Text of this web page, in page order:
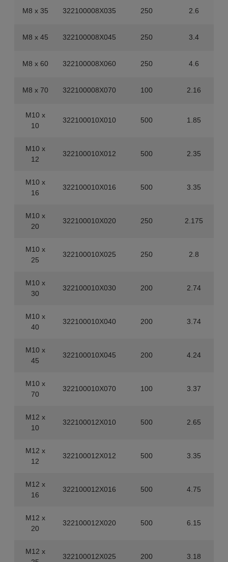
M8 x 35 322100008X035 250 2.6
M8 x 45 322100008X045 250 3.4
M8 x 60 322100008X060 250 4.6
M8 x 70 322100008X070 100 2.16
M10 x
10
322100010X010 500 1.85
M10 x
12
322100010X012 500 2.35
M10 x
16
322100010X016 500 3.35
M10 x
20
322100010X020 250 2.175
M10 x
25
322100010X025 250 2.8
M10 x
30
322100010X030 200 2.74
M10 x
40
322100010X040 200 3.74
M10 x
45
322100010X045 200 4.24
M10 x
70
322100010X070 100 3.37
M12 x
10
322100012X010 500 2.65
M12 x
12
322100012X012 500 3.35
M12 x
16
322100012X016 500 4.75
M12 x
20
322100012X020 500 6.15
M12 x
322100012X025 200 3.18